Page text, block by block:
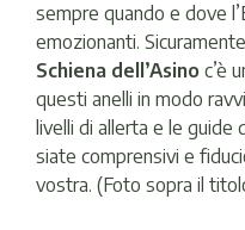
sempre quando e dove
emozionanti. Sicuramente
Schiena dell’Asino c’è
questi anelli in modo
livelli di allerta e le guide
siate comprensivi e
vostra. (Foto sopra il